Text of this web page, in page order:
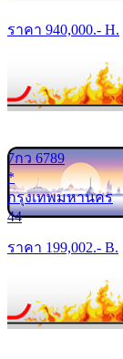
ราคา 940,000.- H.
7กว 6789
*
กรุงเทพมหานคร
44
ราคา 199,002.- B.